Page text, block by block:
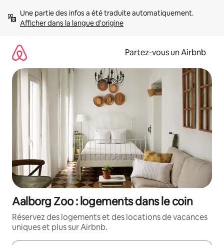
directement
Afficher dans la langue d'origine
Partez-vous un Airbnb
Aalborg Zoo : logements dans le coin
Réservez des logements et des locations de vacances
uniques et plus sur Airbnb.